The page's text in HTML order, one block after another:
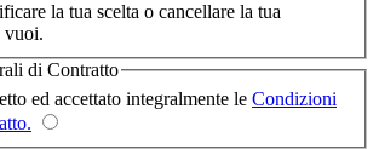
la tua scelta o cancellare la tua
vuoi.
di Contratto
ed accettato integralmente le Condizioni